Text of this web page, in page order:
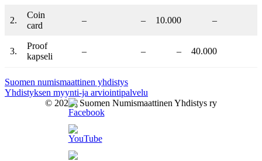
2.
Coin
card
– – 10.000 –
3.
Proof
kapseli
– – – 40.000
Suomen numismaattinen yhdistys
Yhdistyksen myynti-ja arviointipalvelu
© 2026 | Suomen Numismaattinen Yhdistys ry